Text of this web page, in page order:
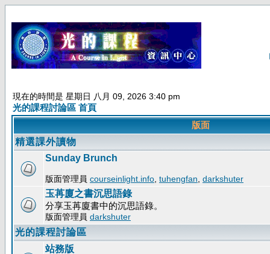
現在的時間是 星期日 八月 09, 2026 3:40 pm
光的課程討論區 首頁
版面
精選課外讀物
Sunday Brunch
版面管理員 courseinlight.info tuhengfan darkshuter
玉苒廈之書沉思語錄
分享玉苒廈書中的沉思語錄。
版面管理員 darkshuter
光的課程討論區
站務版